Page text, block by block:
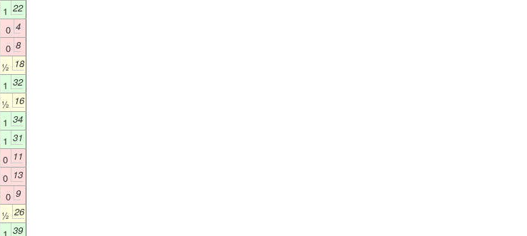
1 22
0 4
0 8
½ 18
1 32
½ 16
1 34
1 31
0 11
0 13
0 9
½ 26
39